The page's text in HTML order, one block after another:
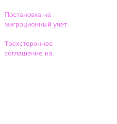
Постановка на
миграционный учет
Трехстороннее
соглашение на